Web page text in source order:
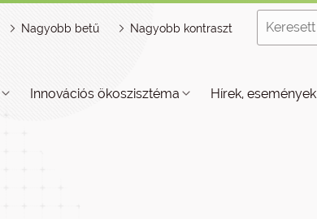
Nagyobb betű Nagyobb kontraszt
Innovációs ökoszisztéma Hírek, események